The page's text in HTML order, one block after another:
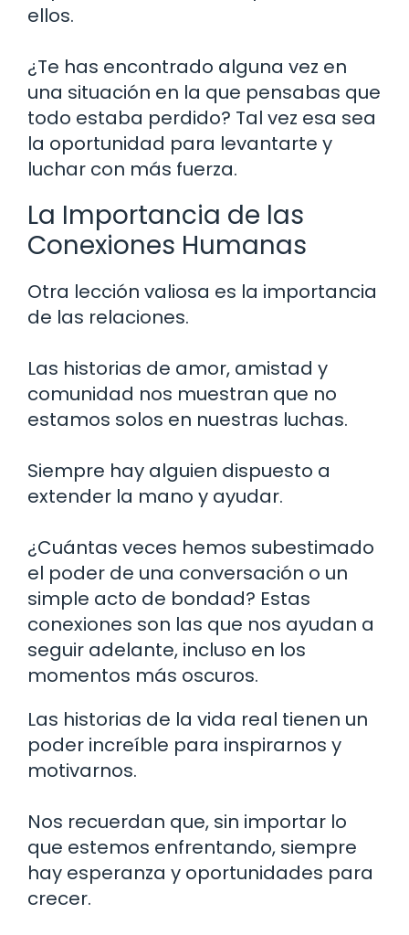
ellos.
¿Te has encontrado alguna vez en
una situación en la que pensabas que
todo estaba perdido? Tal vez esa sea
la oportunidad para levantarte y
luchar con más fuerza.
La Importancia de las
Conexiones Humanas
Otra lección valiosa es la importancia
de las relaciones.
Las historias de amor, amistad y
comunidad nos muestran que no
estamos solos en nuestras luchas.
Siempre hay alguien dispuesto a
extender la mano y ayudar.
¿Cuántas veces hemos subestimado
el poder de una conversación o un
simple acto de bondad? Estas
conexiones son las que nos ayudan a
seguir adelante, incluso en los
momentos más oscuros.
Las historias de la vida real tienen un
poder increíble para inspirarnos y
motivarnos.
Nos recuerdan que, sin importar lo
que estemos enfrentando, siempre
hay esperanza y oportunidades para
crecer.